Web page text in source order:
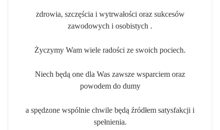
zdrowia, szczęścia i wytrwałości oraz sukcesów
zawodowych i osobistych .
Życzymy Wam wiele radości ze swoich pociech.
Niech będą one dla Was zawsze wsparciem oraz
powodem do dumy
a spędzone wspólnie chwile będą źródłem satysfakcji i
spełnienia.